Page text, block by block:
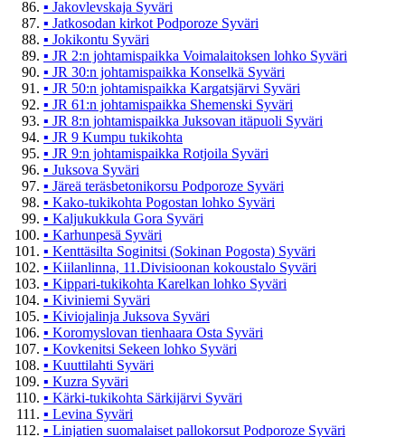
▪ Jakovlevskaja Syväri
▪ Jatkosodan kirkot Podporoze Syväri
▪ Jokikontu Syväri
▪ JR 2:n johtamispaikka Voimalaitoksen lohko Syväri
▪ JR 30:n johtamispaikka Konselkä Syväri
▪ JR 50:n johtamispaikka Kargatsjärvi Syväri
▪ JR 61:n johtamispaikka Shemenski Syväri
▪ JR 8:n johtamispaikka Juksovan itäpuoli Syväri
▪ JR 9 Kumpu tukikohta
▪ JR 9:n johtamispaikka Rotjoila Syväri
▪ Juksova Syväri
▪ Järeä teräsbetonikorsu Podporoze Syväri
▪ Kako-tukikohta Pogostan lohko Syväri
▪ Kaljukukkula Gora Syväri
▪ Karhunpesä Syväri
▪ Kenttäsilta Soginitsi (Sokinan Pogosta) Syväri
▪ Kiilanlinna, 11.Divisioonan kokoustalo Syväri
▪ Kippari-tukikohta Karelkan lohko Syväri
▪ Kiviniemi Syväri
▪ Kiviojalinja Juksova Syväri
▪ Koromyslovan tienhaara Osta Syväri
▪ Kovkenitsi Sekeen lohko Syväri
▪ Kuuttilahti Syväri
▪ Kuzra Syväri
▪ Kärki-tukikohta Särkijärvi Syväri
▪ Levina Syväri
▪ Linjatien suomalaiset pallokorsut Podporoze Syväri